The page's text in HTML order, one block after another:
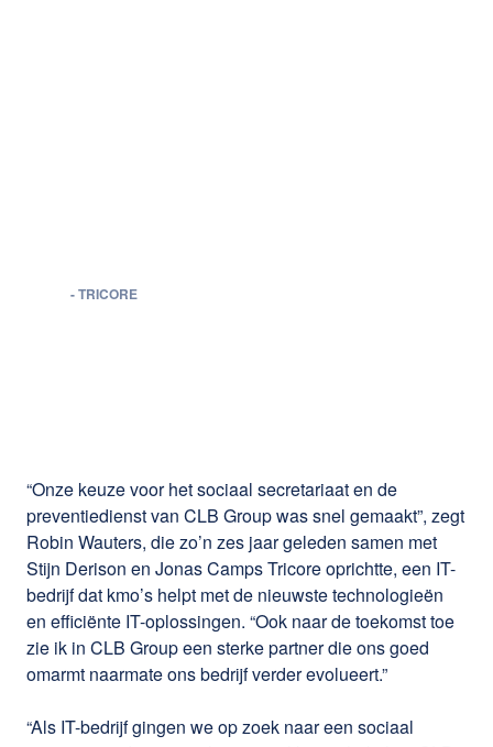
-TRICORE
“Onze keuze voor het sociaal secretariaat en de
preventiedienst van CLB Group was snel gemaakt”, zegt
Robin Wauters, die zo’n zes jaar geleden samen met
Stijn Derison en Jonas Camps Tricore oprichtte, een IT-
bedrijf dat kmo’s helpt met de nieuwste technologieën
en efficiënte IT-oplossingen. “Ook naar de toekomst toe
zie ik in CLB Group een sterke partner die ons goed
omarmt naarmate ons bedrijf verder evolueert.”
“Als IT-bedrijf gingen we op zoek naar een sociaal